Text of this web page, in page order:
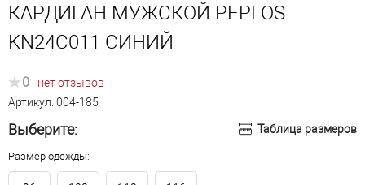
КАРДИГАН МУЖСКОЙ PEPLOS
KN24С011 СИНИЙ
0
нет отзывов
Артикул: 004-185
Выберите: Таблица размеров
Размер одежды: